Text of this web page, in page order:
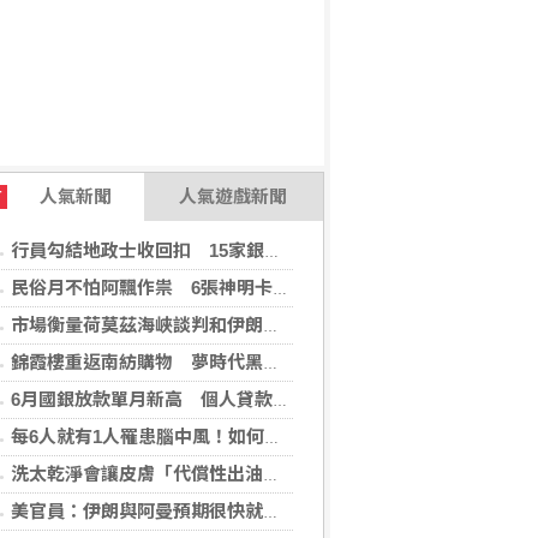
人氣新聞 人氣遊戲新聞
行員勾結地政士收回扣 15家銀行60多人涉案
民俗月不怕阿飄作祟 6張神明卡護佑平安
市場衡量荷莫茲海峽談判和伊朗局勢 油價走高
錦霞樓重返南紡購物 夢時代黑毛屋新開張
6月國銀放款單月新高 個人貸款暴增2575億
每6人就有1人罹患腦中風！如何預防中風？危險因子與治療新進展
洗太乾淨會讓皮膚「代償性出油」？2招擺脫外油內乾的穩膚對策
美官員：伊朗與阿曼預期很快就荷莫茲海峽達成協議